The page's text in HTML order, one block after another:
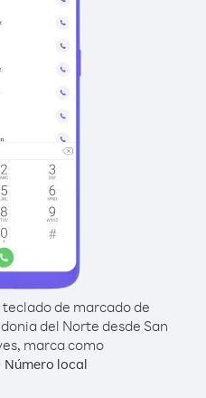
de marcado de
del Norte desde San
marca como
Número local